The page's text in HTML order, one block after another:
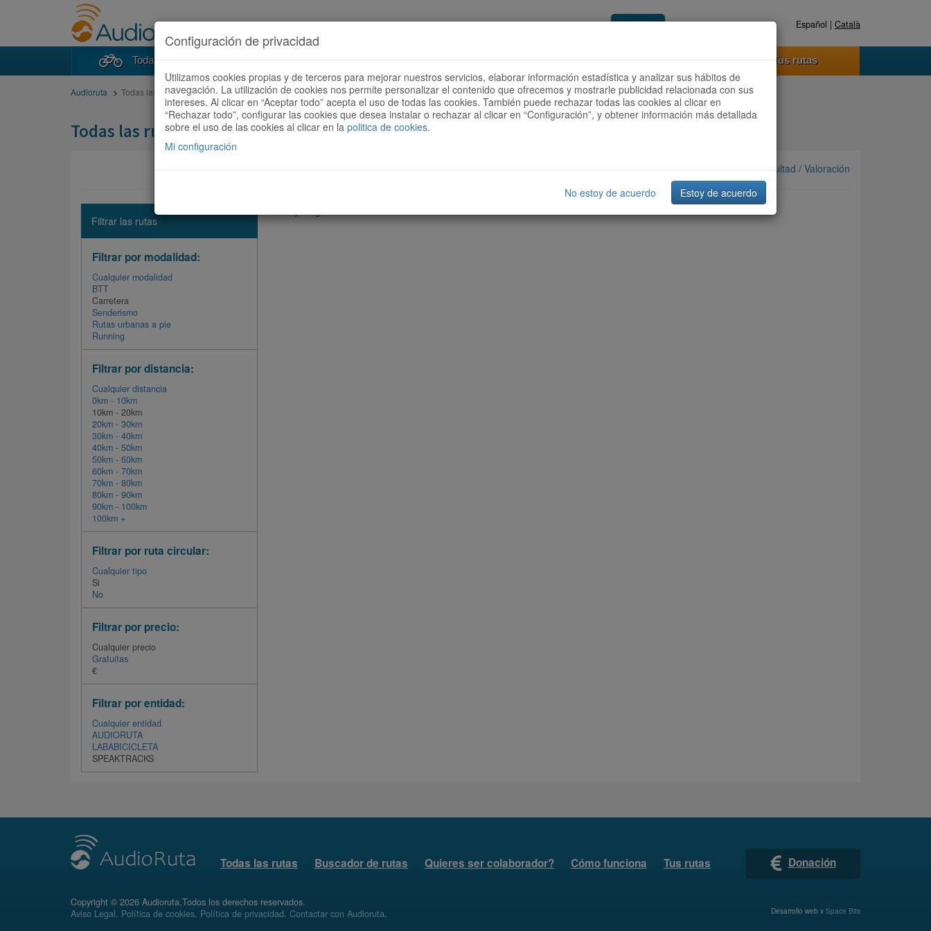
Acceder Registrate ahora Español | Català
Todas las rutas Buscador de rutas Quieres ser colaborador? Cómo funciona Tus rutas
Audioruta Todas las rutas
Todas las rutas
Ordenar por: Más recientes /Dificultad / Valoración
Filtrar las rutas
Filtrar por modalidad:
Cualquier modalidad
BTT
Carretera
Senderismo
Rutas urbanas a pie
Running
Filtrar por distancia:
Cualquier distancia
0km - 10km
10km - 20km
20km - 30km
30km - 40km
40km - 50km
50km - 60km
60km - 70km
70km - 80km
80km - 90km
90km - 100km
100km +
Filtrar por ruta circular:
Cualquier tipo
Si
No
Filtrar por precio:
Cualquier precio
Gratuitas
€
Filtrar por entidad:
Cualquier entidad
AUDIORUTA
LABABICICLETA
SPEAKTRACKS
Todas las rutas Buscador de rutas Quieres ser colaborador? Cómo funciona Tus rutas Donación
Copyright © 2026 Audioruta.Todos los derechos reservados.
Aviso Legal. Política de cookies. Política de privacidad. Contactar con Audioruta. Desarrollo web x Space Bits
Configuración de privacidad
Utilizamos cookies propias y de terceros para mejorar nuestros servicios, elaborar información estadística y analizar sus hábitos de
navegación. La utilización de cookies nos permite personalizar el contenido que ofrecemos y mostrarle publicidad relacionada con sus
intereses. Al clicar en “Aceptar todo” acepta el uso de todas las cookies. También puede rechazar todas las cookies al clicar en
“Rechazar todo”, configurar las cookies que desea instalar o rechazar al clicar en “Configuración”, y obtener información más detallada
sobre el uso de las cookies al clicar en la politica de cookies.
Mi configuración
No estoy de acuerdo Estoy de acuerdo